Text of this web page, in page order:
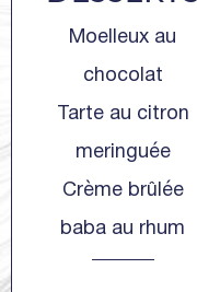
Moelleux au
chocolat
Tarte au citron
meringuée
Crème brûlée
baba au rhum